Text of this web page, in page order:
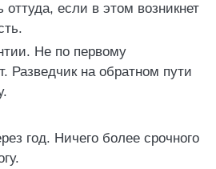
оттуда, если в этом возникнет
Не по первому
Разведчик на обратном пути
год. Ничего более срочного